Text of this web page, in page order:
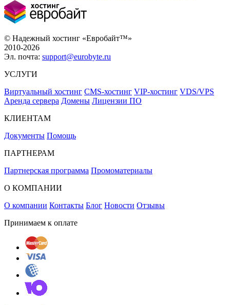
© Надежный хостинг «Евробайт™»
2010-2026
Эл. почта: support@eurobyte.ru
УСЛУГИ
Виртуальный хостинг CMS-хостинг VIP-хостинг VDS/VPS
Аренда сервера Домены Лицензии ПО
КЛИЕНТАМ
Документы Помощь
ПАРТНЕРАМ
Партнерская программа Промоматериалы
О КОМПАНИИ
О компании Контакты Блог Новости Отзывы
Принимаем к оплате